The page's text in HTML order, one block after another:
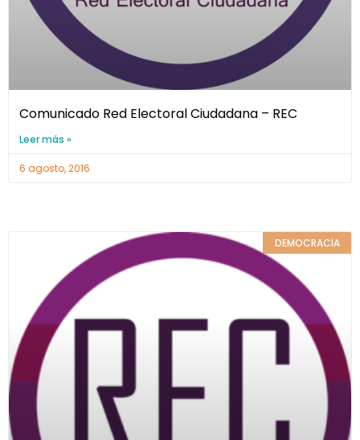
Comunicado Red Electoral Ciudadana – REC
Leer más »
6 agosto, 2016
DEMOCRACIA